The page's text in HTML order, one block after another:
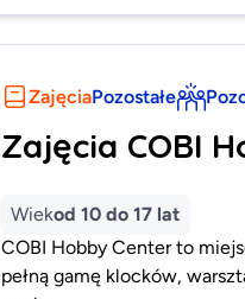
ZajęciaPozostałe
Zajęcia COBI
Wiekod 10 do 17 lat
COBI Hobby Center to
pełną gamę klocków,